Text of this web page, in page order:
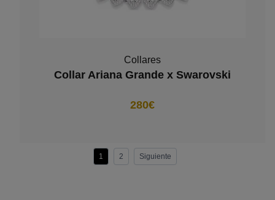
Collares
Collar Ariana Grande x Swarovski
280€
1 2 Siguiente